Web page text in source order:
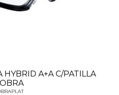
HYBRID A+A C/PATILLA